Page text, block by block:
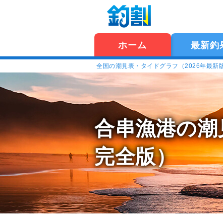
ホーム 最新釣
全国の潮見表・タイドグラフ（2026年最新
合串漁港の潮
完全版）